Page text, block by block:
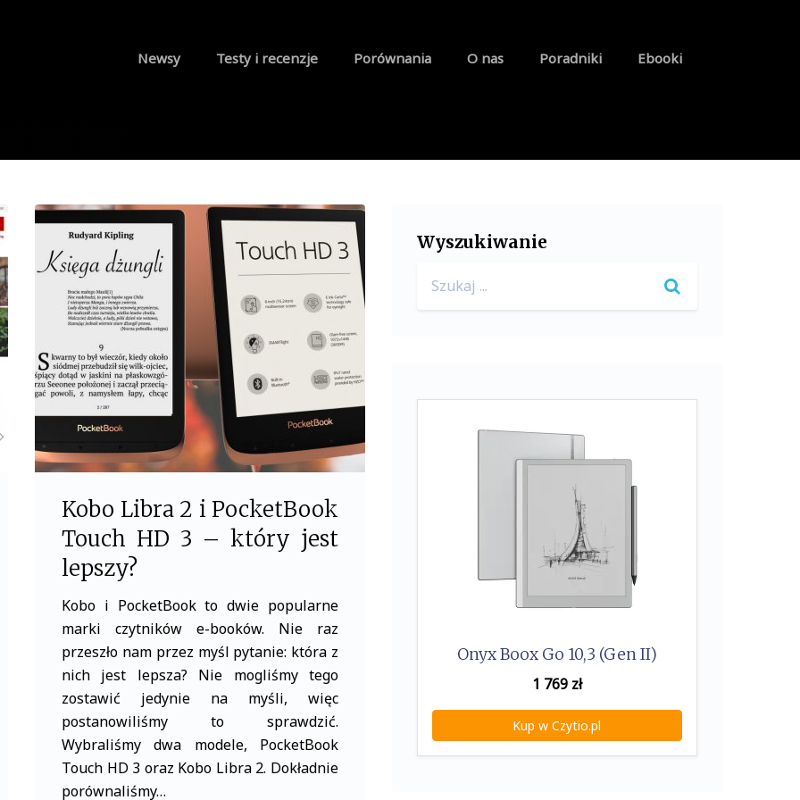
Newsy Testy i recenzje Porównania O nas Poradniki Ebooki
Kobo Libra 2 i PocketBook
Touch HD 3 – który jest
lepszy?
Kobo i PocketBook to dwie popularne
marki czytników e-booków. Nie raz
przeszło nam przez myśl pytanie: która z
nich jest lepsza? Nie mogliśmy tego
zostawić jedynie na myśli, więc
postanowiliśmy to sprawdzić.
Wybraliśmy dwa modele, PocketBook
Touch HD 3 oraz Kobo Libra 2. Dokładnie
porównaliśmy…
Wyszukiwanie
for:
Onyx Boox Go 10,3 (Gen II)
1 769zł
Kup w Czytio.pl